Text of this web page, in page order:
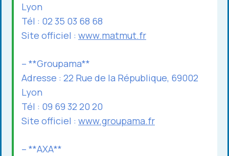
Lyon
Tél : 02 35 03 68 68
Site officiel : www.matmut.fr
– **Groupama**
Adresse : 22 Rue de la République, 69002
Lyon
Tél : 09 69 32 20 20
Site officiel : www.groupama.fr
– **AXA**